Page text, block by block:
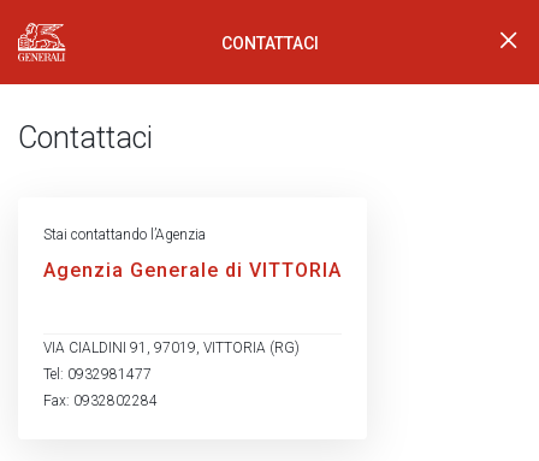
Generali Logo CONTATTACI
Contattaci
Stai contattando l’Agenzia
Agenzia Generale di VITTORIA
VIA CIALDINI 91, 97019, VITTORIA (RG)
Tel: 0932981477
Fax: 0932802284